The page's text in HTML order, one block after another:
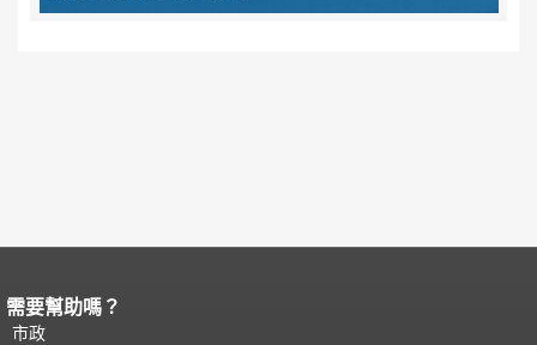
頁面內容結束。
都會重複顯示。
需要幫助嗎？
市政